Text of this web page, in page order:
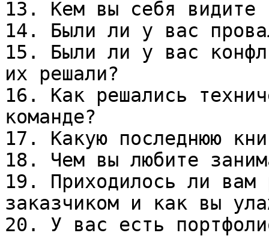
13. Кем вы себя видите
14. Были ли у вас
15. Были ли у вас
их решали?
16. Как решались
команде?
17. Какую последнюю
18. Чем вы любите
19. Приходилось ли вам
заказчиком и как вы
20. У вас есть